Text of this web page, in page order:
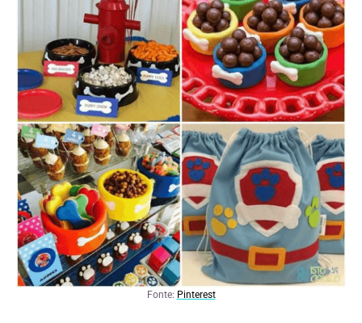
Fonte: Pinterest